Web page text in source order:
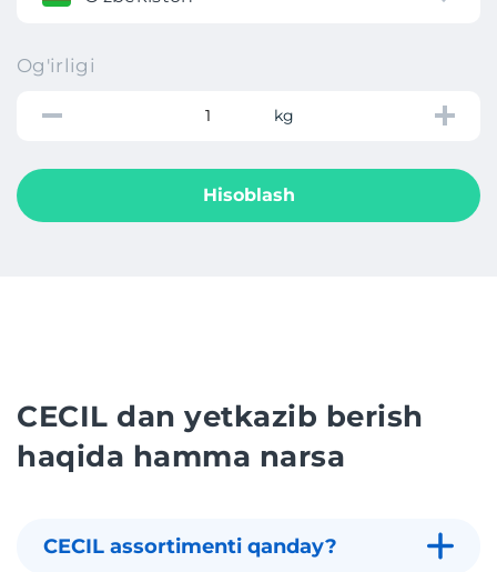
Og'irligi
kg
Hisoblash
CECIL dan yetkazib berish
haqida hamma narsa
CECIL assortimenti qanday?